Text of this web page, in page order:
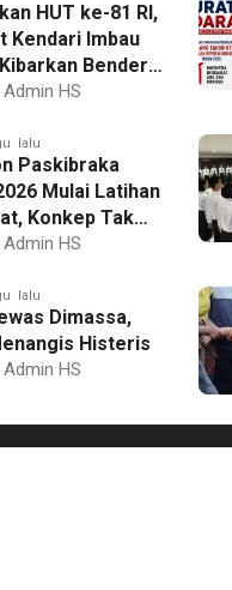
HUT ke-81 RI,
Kendari Imbau
Bendera
dan Gelar
Admin HS
lalu
Paskibraka
Mulai Latihan
Konkep Tak
Admin HS
lalu
Dimassa,
Histeris
Admin HS